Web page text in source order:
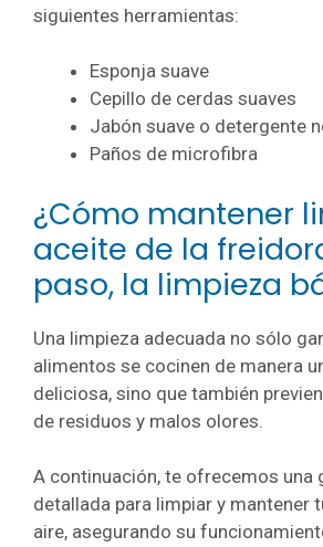
siguientes herramientas:
Esponja suave
Cepillo de cerdas suaves
Jabón suave o detergente
Paños de microfibra
¿Cómo mantener
aceite de la
paso, la limpieza
Una limpieza adecuada no sólo
alimentos se cocinen de manera
deliciosa, sino que también
de residuos y malos olores.
A continuación, te ofrecemos una
detallada para limpiar y mantener
aire, asegurando su